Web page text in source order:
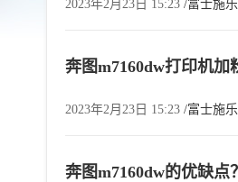
2023年2月23日 15:23 /富士施乐
奔图m7160dw打印机加
2023年2月23日 15:23 /富士施乐
奔图m7160dw的优缺点